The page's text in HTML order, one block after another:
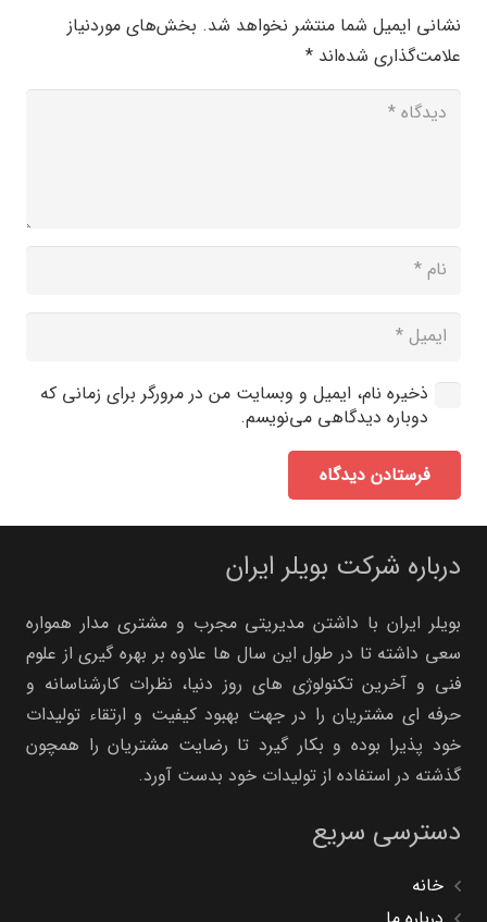
نشانی ایمیل شما منتشر نخواهد شد. بخش‌های موردنیاز
علامت‌گذاری شده‌اند *
ذخیره نام، ایمیل و وبسایت من در مرورگر برای زمانی که
دوباره دیدگاهی می‌نویسم.
فرستادن دیدگاه
درباره شرکت بویلر ایران
بویلر ایران با داشتن مدیریتی مجرب و مشتری مدار همواره
سعی داشته تا در طول این سال ها علاوه بر بهره گیری از علوم
فنی و آخرین تکنولوژی های روز دنیا، نظرات کارشناسانه و
حرفه ای مشتریان را در جهت بهبود کیفیت و ارتقاء تولیدات
خود پذیرا بوده و بکار گیرد تا رضایت مشتریان را همچون
گذشته در استفاده از تولیدات خود بدست آورد.
دسترسی سریع
خانه